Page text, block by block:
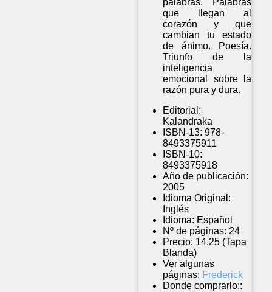
palabras. Palabras
que llegan al
corazón y que
cambian tu estado
de ánimo. Poesía.
Triunfo de la
inteligencia
emocional sobre la
razón pura y dura.
Editorial:
Kalandraka
ISBN-13: 978-
8493375911
ISBN-10:
8493375918
Año de publicación:
2005
Idioma Original:
Inglés
Idioma: Español
Nº de páginas: 24
Precio: 14,25 (Tapa
Blanda)
Ver algunas
páginas: Frederick
Donde comprarlo::